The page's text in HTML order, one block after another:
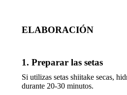
ELABORACIÓN
1. Preparar las setas
Si utilizas setas shiitake secas,
durante 20-30 minutos.